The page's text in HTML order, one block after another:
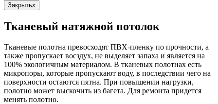
Закрытьx
Тканевый натяжной потолок
Тканевые полотна превосходят ПВХ-пленку по прочности, а
также пропускает восздух, не выделяет запаха и является на
100% экологичным материалом. В тканевых полотнах есть
микропоры, которые пропускают воду, в последствии чего на
поверхности остаются пятна. При повышении нагрузки,
полотно может выскочить из багета. Для ремонта придется
менять полотно.